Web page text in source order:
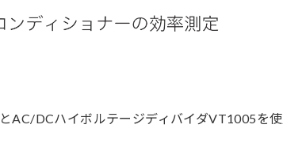
AC/DCハイボルテージディバイダVT1005を